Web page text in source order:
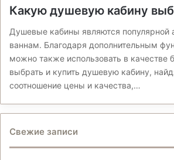
Какую душевую кабину
Душевые кабины являются популярной
ваннам. Благодаря дополнительным
можно также использовать в качестве
выбрать и купить душевую кабину,
соотношение цены и качества,…
Свежие записи